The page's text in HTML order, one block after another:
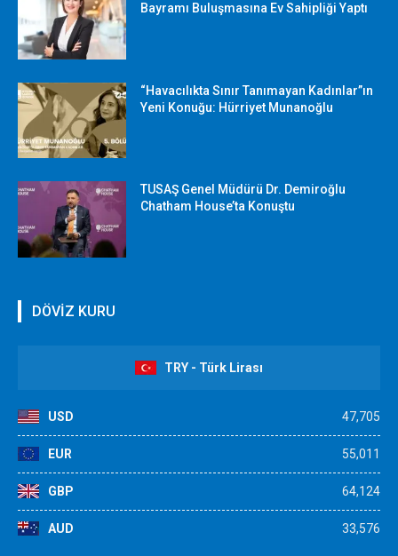
Bayramı Buluşmasına Ev Sahipliği Yaptı
“Havacılıkta Sınır Tanımayan Kadınlar”ın
Yeni Konuğu: Hürriyet Munanoğlu
TUSAŞ Genel Müdürü Dr. Demiroğlu
Chatham House’ta Konuştu
DÖVİZ KURU
TRY - Türk Lirası
USD 47,705
EUR 55,011
GBP 64,124
AUD 33,576